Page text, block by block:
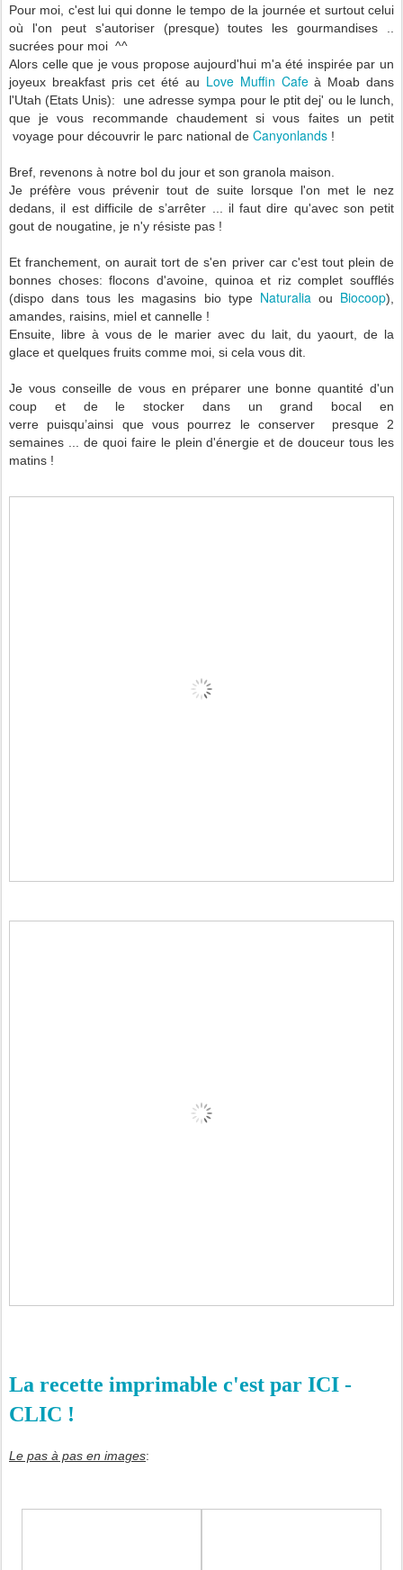
Pour moi, c'est lui qui donne le tempo de la journée et surtout celui
où l'on peut s'autoriser (presque) toutes les gourmandises ..
sucrées pour moi ^^
Alors celle que je vous propose aujourd'hui m'a été inspirée par un
joyeux breakfast pris cet été au Love Muffin Cafeà Moab dans
l'Utah (Etats Unis): une adresse sympa pour le ptit dej' ou le lunch,
que je vous recommande chaudement si vous faites un petit
voyage pour découvrir le parc national de Canyonlands !
Bref, revenons à notre bol du jour et son granola maison.
Je préfère vous prévenir tout de suite lorsque l'on met le nez
dedans, il est difficile de s’arrêter ... il faut dire qu'avec son petit
gout de nougatine, je n'y résiste pas !
Et franchement, on aurait tort de s'en priver car c'est tout plein de
bonnes choses: flocons d'avoine, quinoa et riz complet soufflés
(dispo dans tous les magasins bio type Naturalia ou Biocoop),
amandes, raisins, miel et cannelle !
Ensuite, libre à vous de le marier avec du lait, du yaourt, de la
glace et quelques fruits comme moi, si cela vous dit.
Je vous conseille de vous en préparer une bonne quantité d'un
coup et de le stocker dans un grand bocal en
verre puisqu’ainsi que vous pourrez le conserver presque 2
semaines ... de quoi faire le plein d'énergie et de douceur tous les
matins !
La recette imprimable c'est par ICI -
CLIC !
Le pas à pas en images: